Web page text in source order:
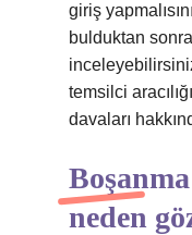
giriş
bulduktan
temsilci
davaları
neden